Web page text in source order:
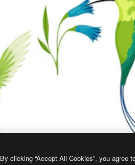
By clicking “Accept All Cookies”, you